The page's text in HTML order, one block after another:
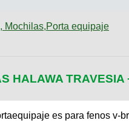
Mochilas,Porta equipaje
HALAWA
es para fenos v-